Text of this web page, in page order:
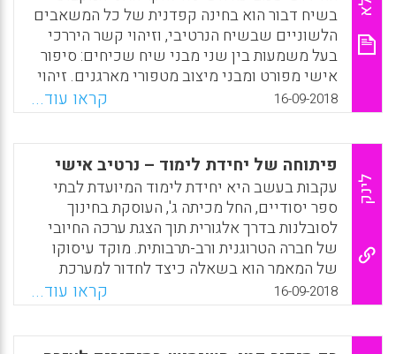
WhatsApp
Facebook
Email
X
בשיח דבור הוא בחינה קפדנית של כל המשאבים
הלשוניים שבשיח הנרטיבי, וזיהוי קשר היררכי
בעל משמעות בין שני מבני שיח שכיחים: סיפור
אישי מפורט ומבני מיצוב מטפורי מארגנים. זיהוי
מבני המיצוב המטפוריים שהפיקו המשתתפים
בכל אחד מהסיפורים האישיים, איפשר לחוקרים
לתאר ולפרש כיצד המשתתפים בונים מאפיין, או
מאפינים של האני המקצועי בתוך הקשר נתון.
זיהוי מיצוב מטפורי תורם תרומה תיאורטית משום
שניתן לחזור ולבדוק את אמינותו בהקשרים
שונים של שיח טבעי ומחקרי בחינוך בתוך הקשר
מוסדי (עירית קופרברג)
WhatsApp
Facebook
Email
X
16-09-2018 קראו עוד...
לינק
פיתוחה של יחידת לימוד – נרטיב אישי
עקבות בעשב היא יחידת לימוד המיועדת לבתי
ספר יסודיים, החל מכיתה ג', העוסקת בחינוך
לסובלנות בדרך אלגורית תוך הצגת ערכה החיובי
של חברה הטרוגנית ורב-תרבותית. מוקד עיסוקו
של המאמר הוא בשאלה כיצד לחדור למערכת
הבית-ספרית, שהיא עמוסה ותובענית ולהוביל
תהליך שינוי שהיה רלבנטי ויישומי לבית הספר
בדרך סובלנית ורב-תרבותית. החלק הראשון של
16-09-2018 קראו עוד...